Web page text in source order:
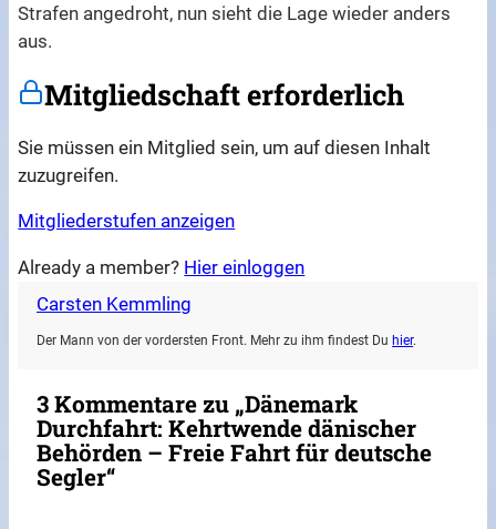
Strafen angedroht, nun sieht die Lage wieder anders
aus.
Mitgliedschaft erforderlich
Sie müssen ein Mitglied sein, um auf diesen Inhalt
zuzugreifen.
Mitgliederstufen anzeigen
Already a member? Hier einloggen
Carsten Kemmling
Der Mann von der vordersten Front. Mehr zu ihm findest Du hier.
3 Kommentare zu „Dänemark
Durchfahrt: Kehrtwende dänischer
Behörden – Freie Fahrt für deutsche
Segler“